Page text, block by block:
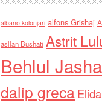
albano kolonjari alfons Grishaj
asllan Bushati Astrit
Behlul
dalip greca